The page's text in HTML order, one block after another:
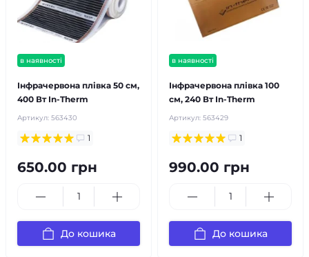
в наявності
Інфрачервона плівка 50 см,
400 Вт In-Therm
Артикул: 563430
1
650.00 грн
До кошика
в наявності
Інфрачервона плівка 100
см, 240 Вт In-Therm
Артикул: 563429
1
990.00 грн
До кошика